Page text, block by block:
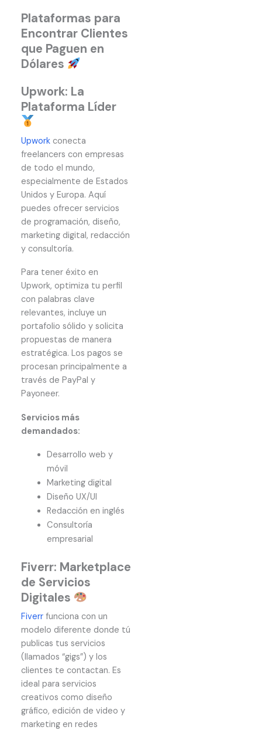
Plataformas para
Encontrar Clientes
que Paguen en
Dólares
Upwork: La
Plataforma Líder
Upworkconecta
freelancers con empresas
de todo el mundo,
especialmente de Estados
Unidos y Europa. Aquí
puedes ofrecer servicios
de programación, diseño,
marketing digital, redacción
y consultoría.
Para tener éxito en
Upwork, optimiza tu perfil
con palabras clave
relevantes, incluye un
portafolio sólido y solicita
propuestas de manera
estratégica. Los pagos se
procesan principalmente a
través de PayPal y
Payoneer.
Servicios más
demandados:
Desarrollo web y
móvil
Marketing digital
Diseño UX/UI
Redacción en inglés
Consultoría
empresarial
Fiverr: Marketplace
de Servicios
Digitales
Fiverrfunciona con un
modelo diferente donde tú
publicas tus servicios
(llamados “gigs”) y los
clientes te contactan. Es
ideal para servicios
creativos como diseño
gráfico, edición de video y
marketing en redes